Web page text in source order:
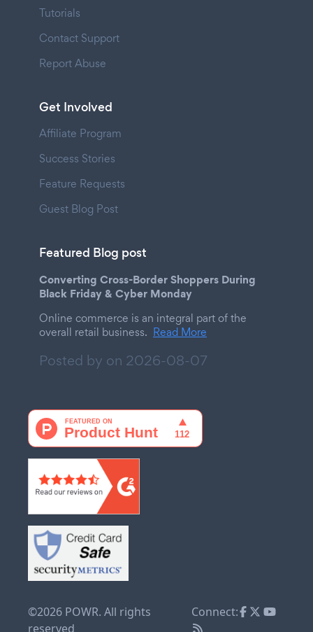
Tutorials
Contact Support
Report Abuse
Get Involved
Affiliate Program
Success Stories
Feature Requests
Guest Blog Post
Featured Blog post
Converting Cross-Border Shoppers During
Black Friday & Cyber Monday
Online commerce is an integral part of the
overall retail business. Read More
Posted by on 2026-08-07
©2026 POWR. All rights
reserved
Connect: